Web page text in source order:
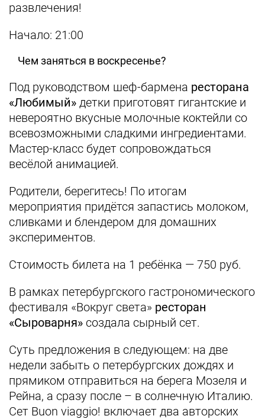
развлечения!
Начало: 21:00
Чем заняться в воскресенье?
Под руководством шеф-бармена ресторана
«Любимый» детки приготовят гигантские и
невероятно вкусные молочные коктейли со
всевозможными сладкими ингредиентами.
Мастер-класс будет сопровождаться
весёлой анимацией.
Родители, берегитесь! По итогам
мероприятия придётся запастись молоком,
сливками и блендером для домашних
экспериментов.
Стоимость билета на 1 ребёнка — 750 руб.
В рамках петербургского гастрономического
фестиваля «Вокруг света» ресторан
«Сыроварня» создала сырный сет.
Суть предложения в следующем: на две
недели забыть о петербургских дождях и
прямиком отправиться на берега Мозеля и
Рейна, а сразу после – в солнечную Италию.
Сет Buon viaggio! включает два авторских